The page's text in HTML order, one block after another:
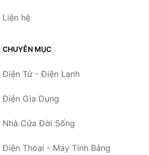
Liên hệ
CHUYÊN MỤC
Điện Tử - Điện Lạnh
Điện Gia Dụng
Nhà Cửa Đời Sống
Điện Thoại - Máy Tính Bảng